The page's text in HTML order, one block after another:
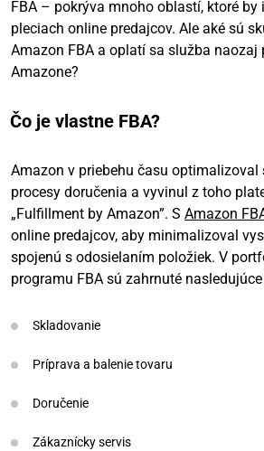
FBA – pokrýva mnoho oblastí, ktoré by
pleciach online predajcov. Ale aké sú
Amazon FBA a oplatí sa služba naozaj
Amazone?
Čo je vlastne FBA?
Amazon v priebehu času optimalizoval
procesy doručenia a vyvinul z toho
„Fulfillment by Amazon”. S Amazon
online predajcov, aby minimalizoval
spojenú s odosielaním položiek. V
programu FBA sú zahrnuté
Skladovanie
Príprava a balenie tovaru
Doručenie
Zákaznícky servis